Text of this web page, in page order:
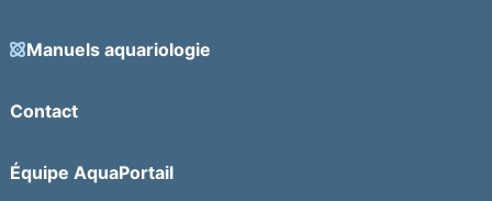
Manuels aquariologie
Contact
Équipe AquaPortail